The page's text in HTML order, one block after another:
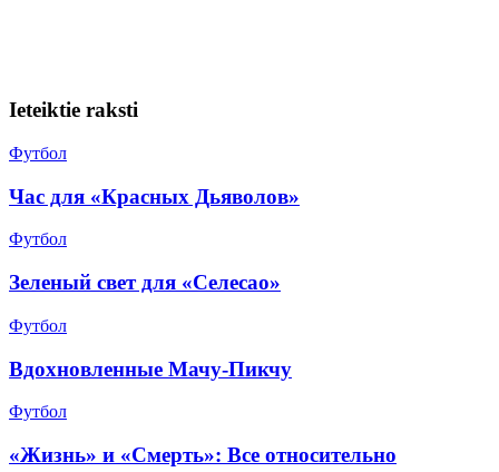
Ieteiktie raksti
Футбол
Час для «Красных Дьяволов»
Футбол
Зеленый свет для «Селесао»
Футбол
Вдохновленные Мачу-Пикчу
Футбол
«Жизнь» и «Смерть»: Все относительно